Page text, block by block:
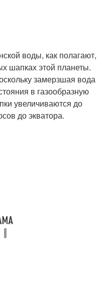
воды, как полагают,
шапках этой планеты.
замерзшая вода
в газообразную
увеличиваются до
до экватора.